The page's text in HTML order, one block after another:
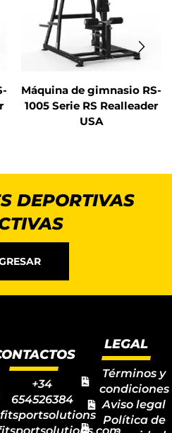
Máquina de gimnasio RS-
1005 Serie RS Realleader
USA
DEPORTIVAS
+34
654526384
LEGAL
Términos y
condiciones
Aviso legal
Política de